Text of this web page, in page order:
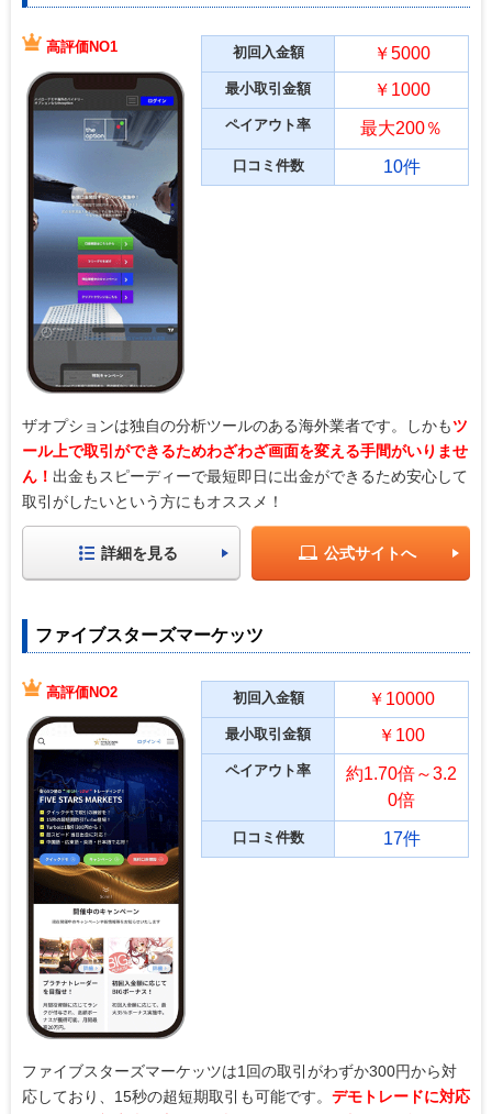
高評価NO1 初回入金額 ￥5000
最小取引金額 ￥1000
ペイアウト率 最大200％
口コミ件数 10件
ザオプションは独自の分析ツールのある海外業者です。しかもツ
ール上で取引ができるためわざわざ画面を変える手間がいりませ
ん！ 出金もスピーディーで最短即日に出金ができるため安心して
取引がしたいという方にもオススメ！
詳細を見る 公式サイトへ
ファイブスターズマーケッツ
高評価NO2 初回入金額 ￥10000
最小取引金額 ￥100
ペイアウト率
約1.70倍～3.2
0倍
口コミ件数 17件
ファイブスターズマーケッツは1回の取引がわずか300円から対
応しており、15秒の超短期取引も可能です。 デモトレードに対応